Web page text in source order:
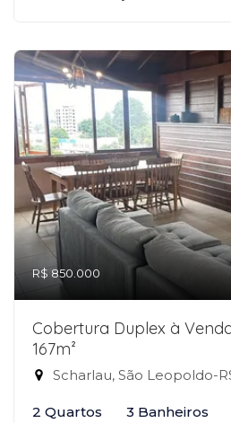
R$ 850.000
Cobertura Duplex à
167m²
Scharlau, São Leopoldo-
2 Quartos 3 Banheiros